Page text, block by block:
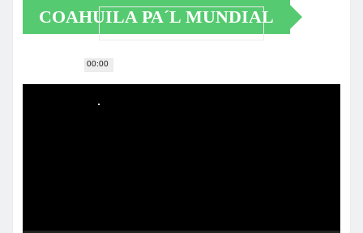
00:00
COAHUILA PA´L MUNDIAL
Reproductor